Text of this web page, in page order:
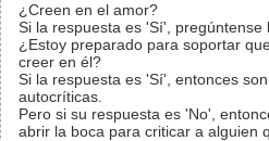
¿Creen en el amor?
Si la respuesta es 'Sí', pregúntense
¿Estoy preparado para soportar
creer en él?
Si la respuesta es 'Sí', entonces
autocríticas.
Pero si su respuesta es 'No',
abrir la boca para criticar a alguien